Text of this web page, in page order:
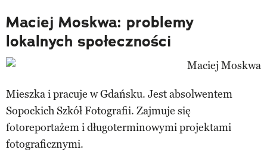
Maciej Moskwa: problemy
lokalnych społeczności
Mieszka i pracuje w Gdańsku. Jest absolwentem
Sopockich Szkół Fotografii. Zajmuje się
fotoreportażem i długoterminowymi projektami
fotograficznymi.